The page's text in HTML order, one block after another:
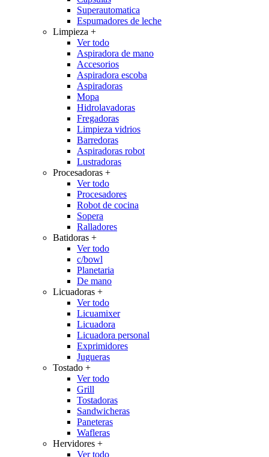
Superautomatica
Espumadores de leche
Limpieza +
Ver todo
Aspiradora de mano
Accesorios
Aspiradora escoba
Aspiradoras
Mopa
Hidrolavadoras
Fregadoras
Limpieza vidrios
Barredoras
Aspiradoras robot
Lustradoras
Procesadoras +
Ver todo
Procesadores
Robot de cocina
Sopera
Ralladores
Batidoras +
Ver todo
c/bowl
Planetaria
De mano
Licuadoras +
Ver todo
Licuamixer
Licuadora
Licuadora personal
Exprimidores
Jugueras
Tostado +
Ver todo
Grill
Tostadoras
Sandwicheras
Paneteras
Wafleras
Hervidores +
Ver todo